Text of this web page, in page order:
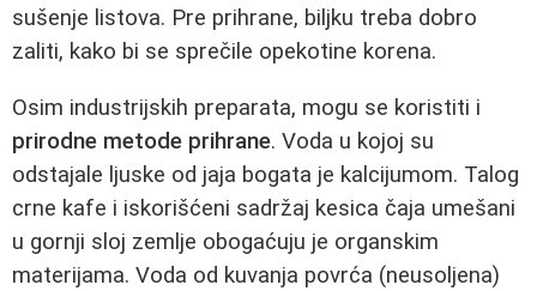
sušenje listova. Pre prihrane, biljku treba dobro
zaliti, kako bi se sprečile opekotine korena.
Osim industrijskih preparata, mogu se koristiti i
prirodne metode prihrane. Voda u kojoj su
odstajale ljuske od jaja bogata je kalcijumom. Talog
crne kafe i iskorišćeni sadržaj kesica čaja umešani
u gornji sloj zemlje obogaćuju je organskim
materijama. Voda od kuvanja povrća (neusoljena)